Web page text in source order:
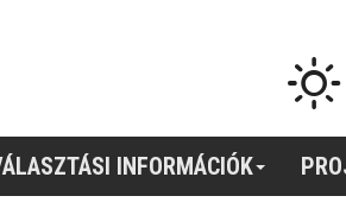
INFORMÁCIÓK